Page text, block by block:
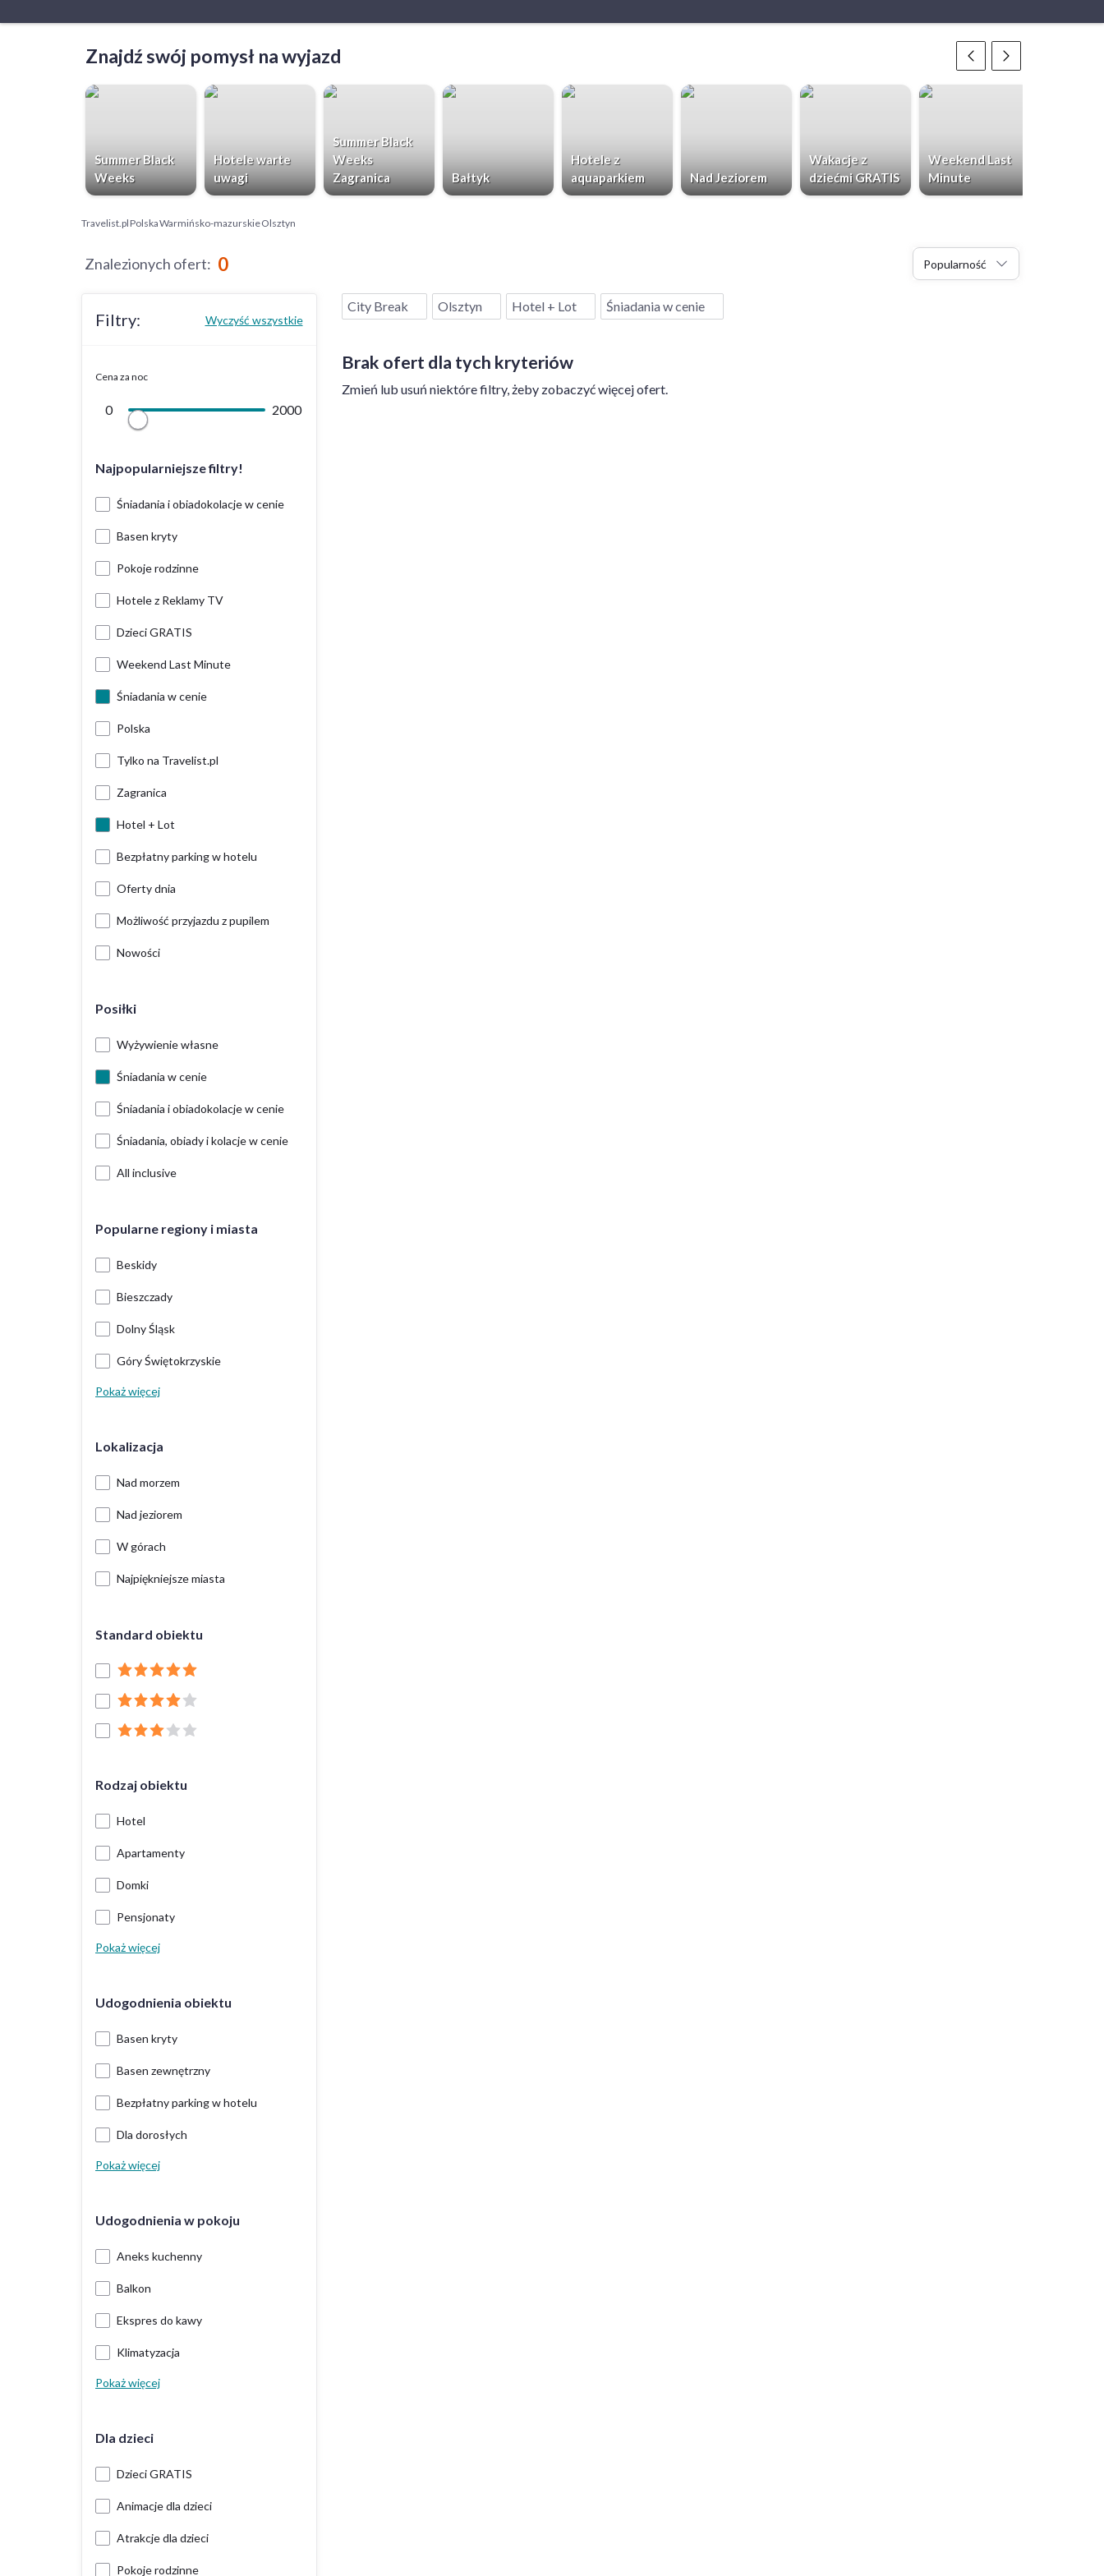
Znajdź swój pomysł na wyjazd
Summer Black
Weeks
Hotele warte
uwagi
Summer Black
Weeks
Zagranica
Bałtyk
Hotele z
aquaparkiem
Nad Jeziorem
Wakacje z
dziećmi GRATIS
Weekend Last
Minute
Travelist.plPolskaWarmińsko-mazurskieOlsztyn
Znalezionych ofert: 0 Popularność
Filtry: Wyczyść wszystkie
Cena za noc
0 2000
Najpopularniejsze filtry!
Śniadania i obiadokolacje w cenie
Basen kryty
Pokoje rodzinne
Hotele z Reklamy TV
Dzieci GRATIS
Weekend Last Minute
Śniadania w cenie
Polska
Tylko na Travelist.pl
Zagranica
Hotel + Lot
Bezpłatny parking w hotelu
Oferty dnia
Możliwość przyjazdu z pupilem
Nowości
Posiłki
Wyżywienie własne
Śniadania w cenie
Śniadania i obiadokolacje w cenie
Śniadania, obiady i kolacje w cenie
All inclusive
Popularne regiony i miasta
Beskidy
Bieszczady
Dolny Śląsk
Góry Świętokrzyskie
Pokaż więcej
Lokalizacja
Nad morzem
Nad jeziorem
W górach
Najpiękniejsze miasta
Standard obiektu
Rodzaj obiektu
Hotel
Apartamenty
Domki
Pensjonaty
Pokaż więcej
Udogodnienia obiektu
Basen kryty
Basen zewnętrzny
Bezpłatny parking w hotelu
Dla dorosłych
Pokaż więcej
Udogodnienia w pokoju
Aneks kuchenny
Balkon
Ekspres do kawy
Klimatyzacja
Pokaż więcej
Dla dzieci
Dzieci GRATIS
Animacje dla dzieci
Atrakcje dla dzieci
Pokoje rodzinne
City Break Olsztyn Hotel + Lot Śniadania w cenie
Brak ofert dla tych kryteriów
Zmień lub usuń niektóre filtry, żeby zobaczyć więcej ofert.